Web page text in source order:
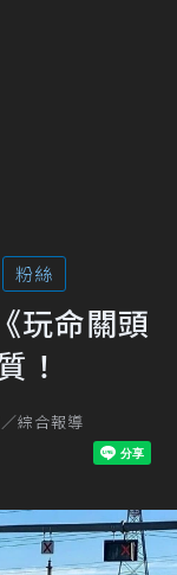
粉絲
玩命關頭
！
綜合報導